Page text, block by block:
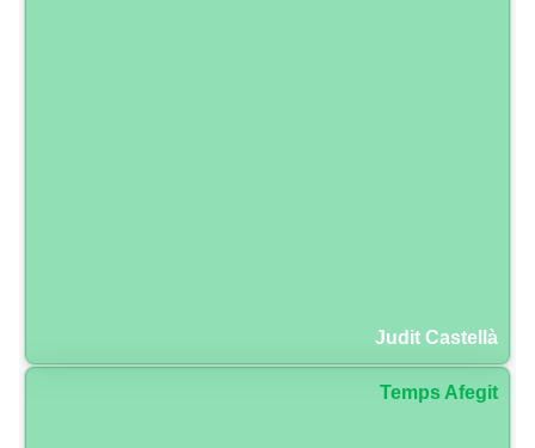
Judit Castellà
Temps Afegit